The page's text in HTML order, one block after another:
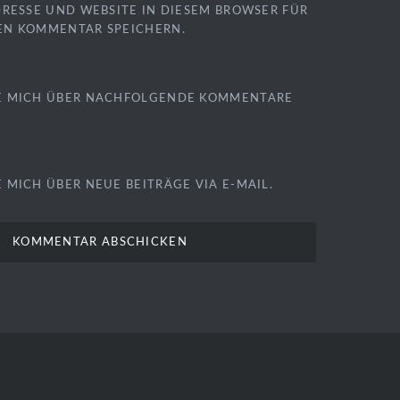
UND WEBSITE IN DIESEM BROWSER FÜR
KOMMENTAR SPEICHERN.
MICH ÜBER NACHFOLGENDE KOMMENTARE
MICH ÜBER NEUE BEITRÄGE VIA E-MAIL.